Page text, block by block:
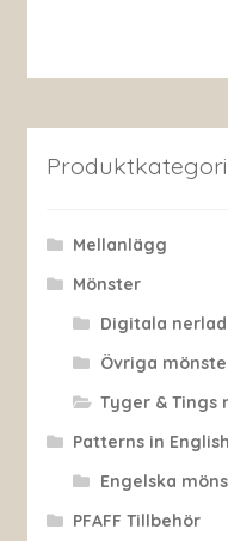
Mellanlägg
Mönster
Digitala
Övriga
Tyger & Tings
Patterns in English
Engelska
PFAFF Tillbehör